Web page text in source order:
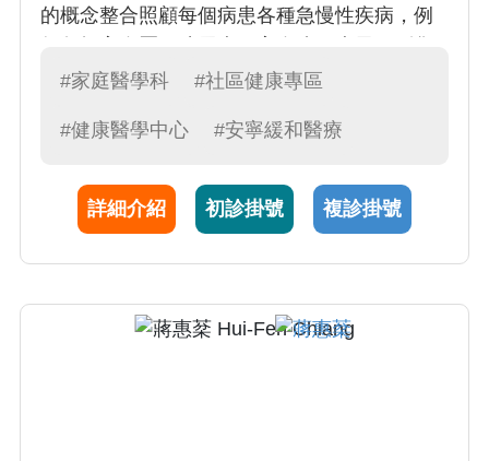
的概念整合照顧每個病患各種急慢性疾病，例
慮、憂鬱等情緒問題，幫病患作完整的評估。
人提供身心靈的照顧，達到生死兩相安。看診
安心。
#家庭醫學科 #社區健康專區
#健康醫學中心 #安寧緩和醫療
詳細介紹 初診掛號 複診掛號